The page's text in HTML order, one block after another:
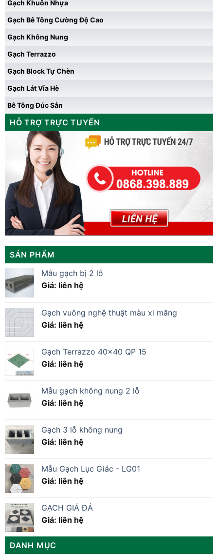
Gạch Khuôn Nhựa
Gạch Bê Tông Cường Độ Cao
Gạch Không Nung
Gạch Terrazzo
Gạch Block Tự Chèn
Gạch Lát Vỉa Hè
Bê Tông Đúc Sẳn
HỖ TRỢ TRỰC TUYẾN
SẢN PHẨM
Mẫu gạch bị 2 lỗ
Giá: liên hệ
Gạch vuông nghệ thuật màu xi măng
Giá: liên hệ
Gạch Terrazzo 40×40 QP 15
Giá: liên hệ
Mẫu gạch không nung 2 lỗ
Giá: liên hệ
Gạch 3 lỗ không nung
Giá: liên hệ
Mẫu Gạch Lục Giác - LG01
Giá: liên hệ
GẠCH GIẢ ĐÁ
Giá: liên hệ
DANH MỤC